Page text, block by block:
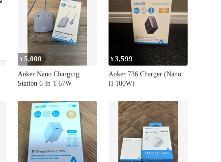
¥5,000
Anker Nano Charging
Station 6-in-1 67W
¥3,599
Anker 736 Charger (Nano
II 100W)